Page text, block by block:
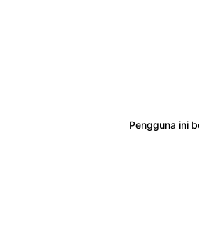
Pengguna ini